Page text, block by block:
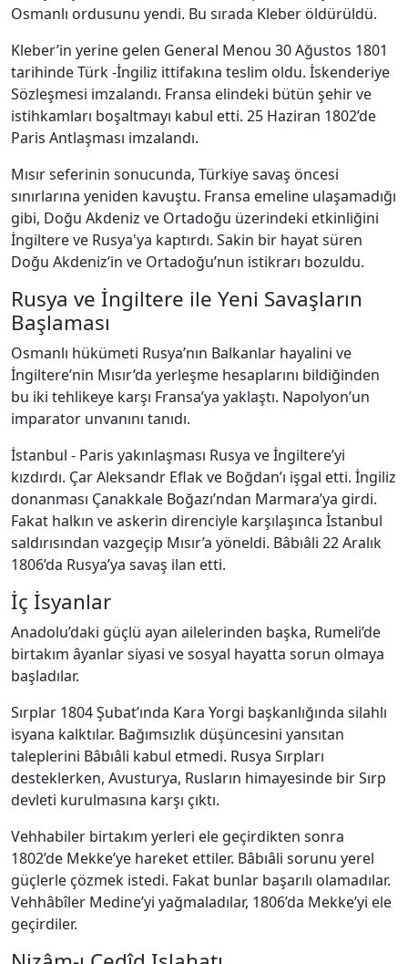
Osmanlı ordusunu yendi. Bu sırada Kleber öldürüldü.
Kleber’in yerine gelen General Menou 30 Ağustos 1801
tarihinde Türk -İngiliz ittifakına teslim oldu. İskenderiye
Sözleşmesi imzalandı. Fransa elindeki bütün şehir ve
istihkamları boşaltmayı kabul etti. 25 Haziran 1802’de
Paris Antlaşması imzalandı.
Mısır seferinin sonucunda, Türkiye savaş öncesi
sınırlarına yeniden kavuştu. Fransa emeline ulaşamadığı
gibi, Doğu Akdeniz ve Ortadoğu üzerindeki etkinliğini
İngiltere ve Rusya'ya kaptırdı. Sakin bir hayat süren
Doğu Akdeniz’in ve Ortadoğu’nun istikrarı bozuldu.
Rusya ve İngiltere ile Yeni Savaşların
Başlaması
Osmanlı hükümeti Rusya’nın Balkanlar hayalini ve
İngiltere’nin Mısır’da yerleşme hesaplarını bildiğinden
bu iki tehlikeye karşı Fransa’ya yaklaştı. Napolyon’un
imparator unvanını tanıdı.
İstanbul - Paris yakınlaşması Rusya ve İngiltere’yi
kızdırdı. Çar Aleksandr Eflak ve Boğdan’ı işgal etti. İngiliz
donanması Çanakkale Boğazı’ndan Marmara’ya girdi.
Fakat halkın ve askerin direnciyle karşılaşınca İstanbul
saldırısından vazgeçip Mısır’a yöneldi. Bâbıâli 22 Aralık
1806’da Rusya’ya savaş ilan etti.
İç İsyanlar
Anadolu’daki güçlü ayan ailelerinden başka, Rumeli’de
birtakım âyanlar siyasi ve sosyal hayatta sorun olmaya
başladılar.
Sırplar 1804 Şubat’ında Kara Yorgi başkanlığında silahlı
isyana kalktılar. Bağımsızlık düşüncesini yansıtan
taleplerini Bâbıâli kabul etmedi. Rusya Sırpları
desteklerken, Avusturya, Rusların himayesinde bir Sırp
devleti kurulmasına karşı çıktı.
Vehhabiler birtakım yerleri ele geçirdikten sonra
1802’de Mekke’ye hareket ettiler. Bâbıâli sorunu yerel
güçlerle çözmek istedi. Fakat bunlar başarılı olamadılar.
Vehhâbîler Medine’yi yağmaladılar, 1806’da Mekke’yi ele
geçirdiler.